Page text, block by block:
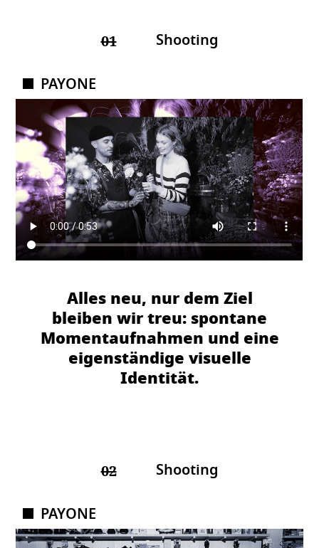
01 Shooting
PAYONE
Alles neu, nur dem Ziel
bleiben wir treu: spontane
Momentaufnahmen und eine
eigenständige visuelle
Identität.
02 Shooting
PAYONE